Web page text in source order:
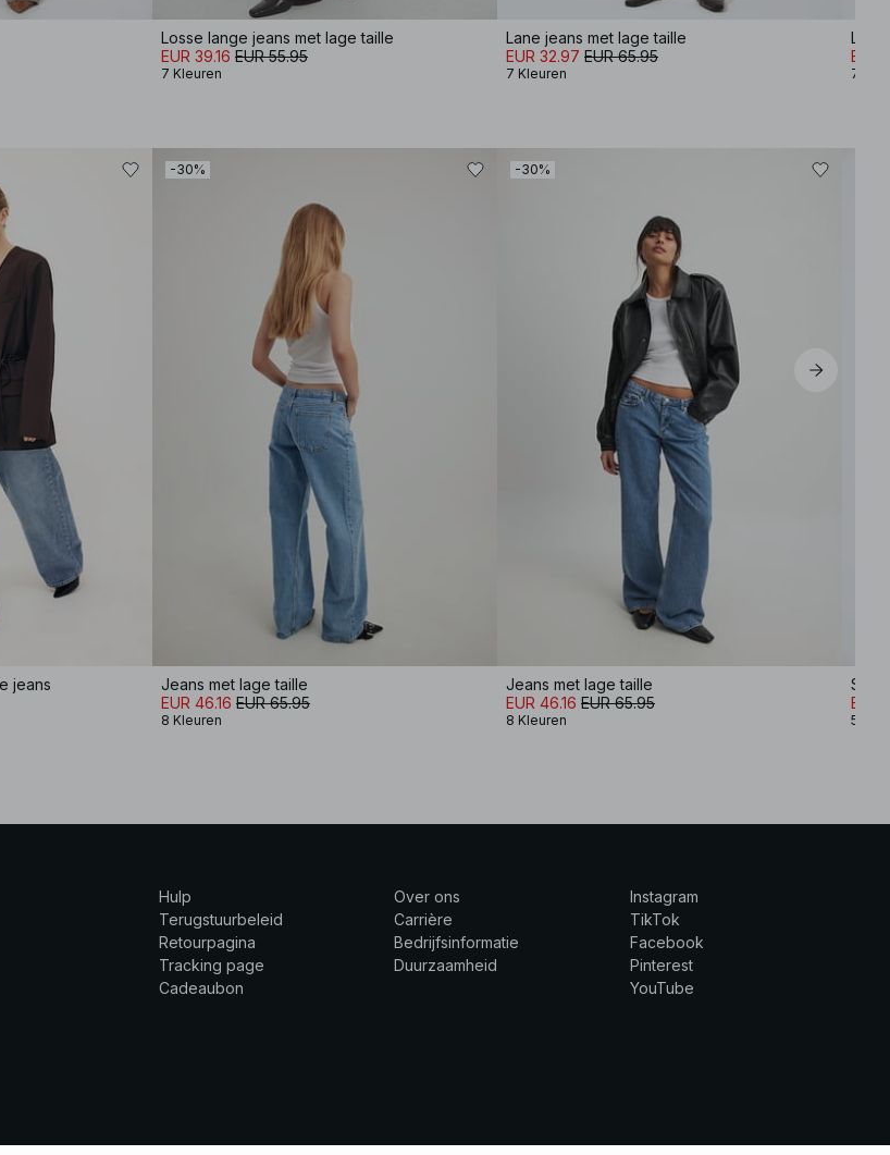
Losse lange jeans met lage taille
EUR 39.16 EUR 55.95
7 Kleuren
Lane jeans met lage taille
EUR 32.97 EUR 65.95
7 Kleuren
Lane
EUR
7
jeans
-30%
Jeans met lage taille
EUR 46.16 EUR 65.95
8 Kleuren
-30%
Jeans met lage taille
EUR 46.16 EUR 65.95
8 Kleuren
EUR
5
Hulp
Terugstuurbeleid
Retourpagina
Tracking page
Cadeaubon
Over ons
Carrière
Bedrijfsinformatie
Duurzaamheid
Instagram
TikTok
Facebook
Pinterest
YouTube